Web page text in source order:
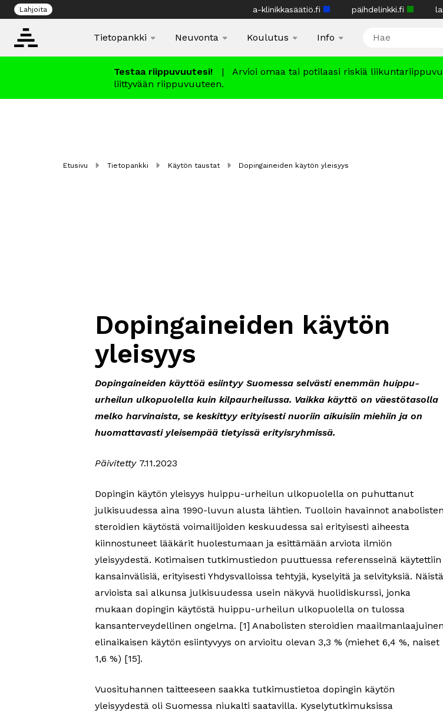
Lahjoita a-klinikkasäätiö.fi päihdelinkki.fi
Tietopankki Neuvonta Koulutus Info
Testaa riippuvuutesi! |
Arvioi omaa tai potilaasi riskiä
liittyvään riippuvuuteen.
Etusivu Tietopankki Käytön taustat Dopingaineiden käytön yleisyys
Dopingaineiden käytön
yleisyys
Dopingaineiden käyttöä esiintyy Suomessa selvästi enemmän huippu-
urheilun ulkopuolella kuin kilpaurheilussa. Vaikka käyttö on väestötasolla
melko harvinaista, se keskittyy erityisesti nuoriin aikuisiin miehiin ja on
huomattavasti yleisempää tietyissä erityisryhmissä.
Päivitetty 7.11.2023
Dopingin käytön yleisyys huippu-urheilun ulkopuolella on puhuttanut
julkisuudessa aina 1990-luvun alusta lähtien. Tuolloin havainnot anabolisten
steroidien käytöstä voimailijoiden keskuudessa sai erityisesti aiheesta
kiinnostuneet lääkärit huolestumaan ja esittämään arviota ilmiön
yleisyydestä. Kotimaisen tutkimustiedon puuttuessa referensseinä käytettiin
kansainvälisiä, erityisesti Yhdysvalloissa tehtyjä, kyselyitä ja selvityksiä. Näistä
arvioista sai alkunsa julkisuudessa usein näkyvä huolidiskurssi, jonka
mukaan dopingin käytöstä huippu-urheilun ulkopuolella on tulossa
kansanterveydellinen ongelma. [1] Anabolisten steroidien maailmanlaajuinen
elinaikaisen käytön esiintyvyys on arvioitu olevan 3,3 % (miehet 6,4 %, naiset
1,6 %) [15].
Vuosituhannen taitteeseen saakka tutkimustietoa dopingin käytön
yleisyydestä oli Suomessa niukalti saatavilla. Kyselytutkimuksissa